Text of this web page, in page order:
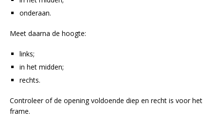
onderaan.
Meet daarna de hoogte:
links;
in het midden;
rechts.
Controleer of de opening voldoende diep en recht is voor het
frame.